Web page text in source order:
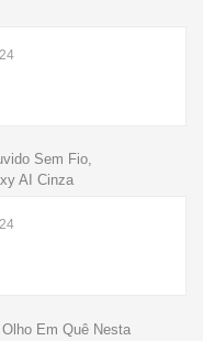
Sem Fio,
AI Cinza
Em Quê Nesta